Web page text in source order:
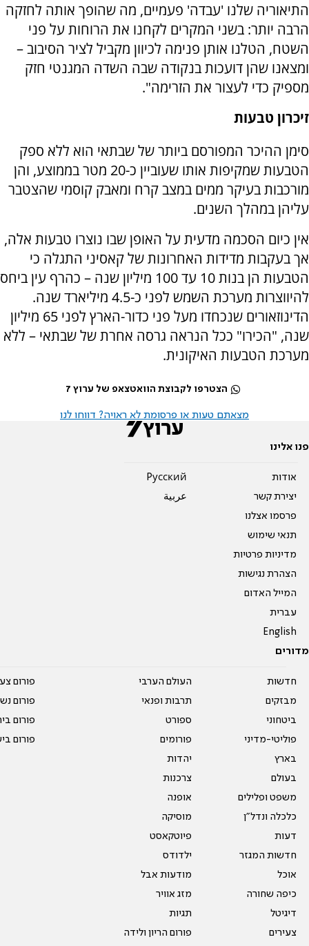
התיאוריה שלנו 'עבדה' פעמיים, מה שהופך אותה לחזקה
הרבה יותר: בשני המקרים לקחנו את הרוחות על פני
השטח, הטלנו אותן פנימה לכיוון מקביל לציר הסיבוב –
ומצאנו שהן דועכות בנקודה שבה השדה המגנטי חזק
מספיק כדי לעצור את הזרימה".
זיכרון טבעות
סימן ההיכר המפורסם ביותר של שבתאי הוא ללא ספק
הטבעות שמקיפות אותו שעוביין כ-20 מטר בממוצע, והן
מורכבות בעיקר ממים במצב קרח ומאבק קוסמי שהצטבר
עליהן במהלך השנים.
אין כיום הסכמה מדעית על האופן שבו נוצרו טבעות אלה,
אך בעקבות מדידות האחרונות של קאסיני התגלה כי
הטבעות הן בנות 10 עד 100 מיליון שנה – כהרף עין ביחס
להיווצרות מערכת השמש לפני כ-4.5 מיליארד שנה.
הדינוזאורים שנכחדו מעל פני כדור-הארץ לפני 65 מיליון
שנה, "הכירו" ככל הנראה גרסה אחרת של שבתאי – ללא
מערכת הטבעות האיקונית.
הצטרפו לקבוצת הוואטצאפ של ערוץ 7
מצאתם טעות או פרסומת לא ראויה? דווחו לנו
פנו אלינו
אודות
יצירת קשר
פרסמו אצלנו
תנאי שימוש
מדיניות פרטיות
הצהרת נגישות
המייל האדום
עברית
English
Pусский
عربية
מדורים
חדשות
מבזקים
ביטחוני
פוליטי-מדיני
בארץ
בעולם
משפט ופלילים
כלכלה ונדל"ן
דעות
חדשות המגזר
אוכל
כיפה שחורה
דיגיטל
צעירים
העולם הערבי
תרבות ופנאי
ספורט
פורומים
יהדות
צרכנות
אופנה
מוסיקה
פיוטקאסט
ילדודס
מודעות אבל
מזג אוויר
תגיות
פורום הריון ולידה
פורום
פורום
פורום
פורום